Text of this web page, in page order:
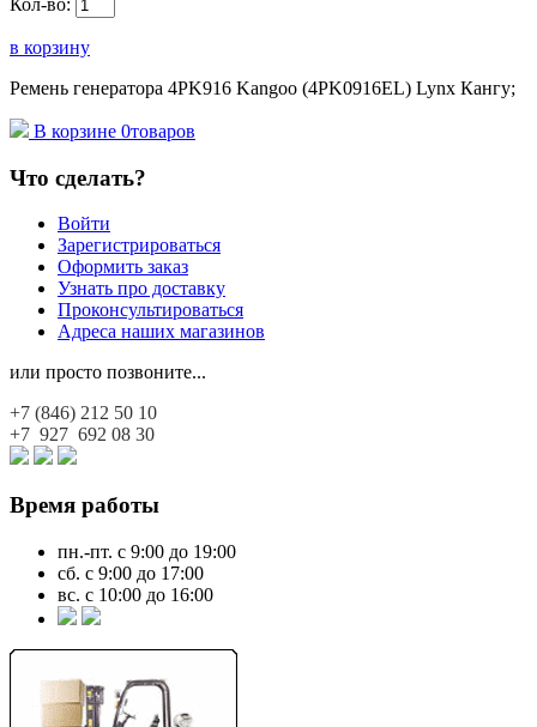
Кол-во:
в корзину
Ремень генератора 4PK916 Kangoo (4PK0916EL) Lynx Кангу;
В корзине 0товаров
Что сделать?
Войти
Зарегистрироваться
Оформить заказ
Узнать про доставку
Проконсультироваться
Адреса наших магазинов
или просто позвоните...
+7 (846) 212 50 10
+7 927 692 08 30
Время работы
пн.-пт. с 9:00 до 19:00
сб. с 9:00 до 17:00
вс. с 10:00 до 16:00